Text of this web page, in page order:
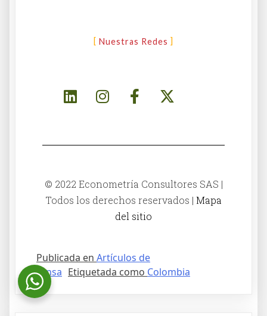
Nuestras Redes
© 2022 Econometría Consultores SAS |
Todos los derechos reservados | Mapa
del sitio
Publicada en Artículos de
prensa Etiquetada como Colombia